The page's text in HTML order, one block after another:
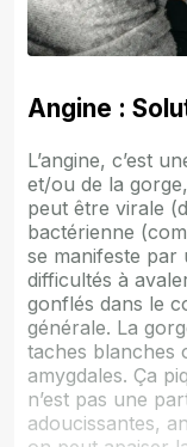
Angine :
L’angine, c’est
et/ou de la
peut être virale
bactérienne
se manifeste par
difficultés à
gonflés dans le
générale. La
taches blanches
amygdales. Ça
n’est pas une
adoucissantes,